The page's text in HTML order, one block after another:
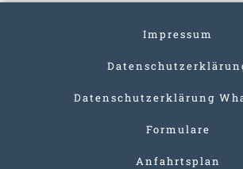
Impressum
Datenschutzerklärung
Formulare
Anfahrtsplan